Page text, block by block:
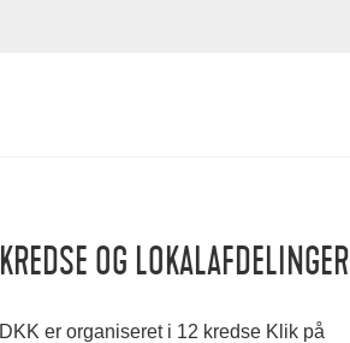
KREDSE OG LOKALAFDELINGER
DKK er organiseret i 12 kredse Klik på